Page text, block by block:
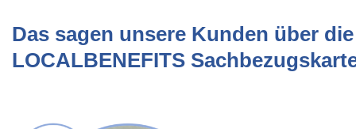
Das sagen unsere Kunden über die
LOCALBENEFITS